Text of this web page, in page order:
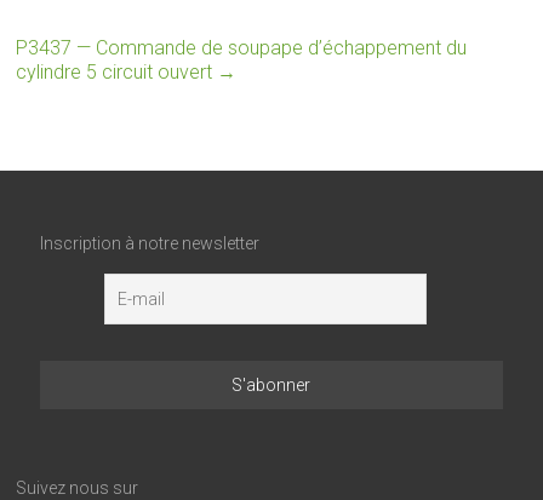
P3437 — Commande de soupape d’échappement du
cylindre 5 circuit ouvert →
Inscription à notre newsletter
Suivez nous sur